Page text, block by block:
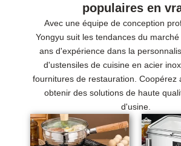
populaires en
Avec une équipe de conception
Yongyu suit les tendances du
ans d'expérience dans la
d'ustensiles de cuisine en acier
fournitures de restauration. Coopérez
obtenir des solutions de haute
d'usine.